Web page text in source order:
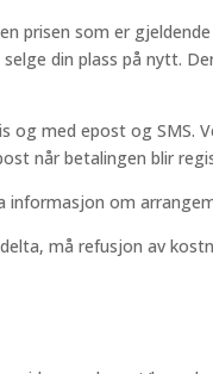
prisen som er
din plass på nytt.
med epost og SMS.
når betalingen blir
informasjon om
må refusjon av